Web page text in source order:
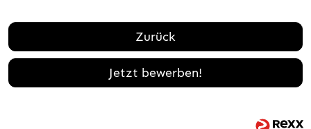
Zurück
Jetzt bewerben!